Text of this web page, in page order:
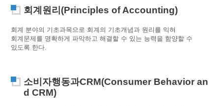
회계원리(Principles of Accounting)
회계 분야의 기초과목으로 회계의 기초개념과 원리를 익혀
회계문제를 명확하게 파악하고 해결할 수 있는 능력을 함양할 수
있도록 한다.
소비자행동과CRM(Consumer Behavior an
d CRM)